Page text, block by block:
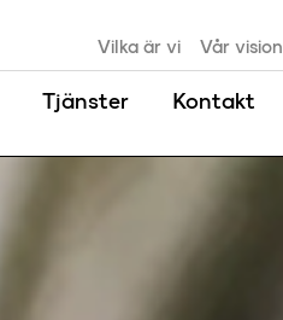
Vilka är vi Vår vision
Tjänster Kontakt